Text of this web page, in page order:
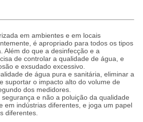
em ambientes e em locais
é apropriado para todos os tipos
Além do que a desinfecção e a
de controlar a qualidade de água, e
e exsudado excessivo.
de água pura e sanitária, eliminar a
suportar o impacto alto do volume de
dos medidores.
e não a poluição da qualidade
em indústrias diferentes, e joga um papel
diferentes.